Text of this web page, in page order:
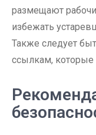
размещают
избежать
Также следует
ссылкам, которые